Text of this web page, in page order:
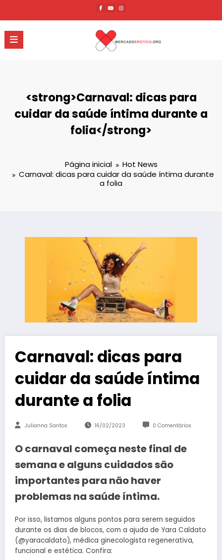
o
conteúdo
<strong>Carnaval: dicas para
cuidar da saúde íntima durante a
folia</strong>
Página inicial
Hot News
Carnaval: dicas para cuidar da saúde íntima durante
a folia
Carnaval: dicas para
cuidar da saúde íntima
durante a folia
Julianna Santos 16/02/2023 0 Comentários
O carnaval começa neste final de
semana e alguns cuidados são
importantes para não haver
problemas na saúde íntima.
Por isso, listamos alguns pontos para serem seguidos
durante os dias de blocos, com a ajuda de Yara Caldato
(@yaracaldato), médica ginecologista regenerativa,
funcional e estética. Confira: